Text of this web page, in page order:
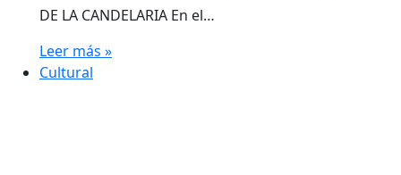
DE LA CANDELARIA En el…
Leer más »
Cultural